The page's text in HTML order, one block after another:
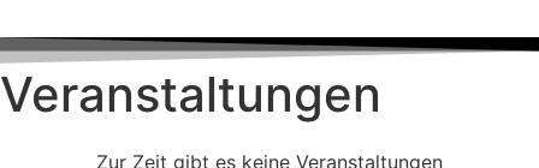
Veranstaltungen
Zur Zeit gibt es keine Veranstaltungen